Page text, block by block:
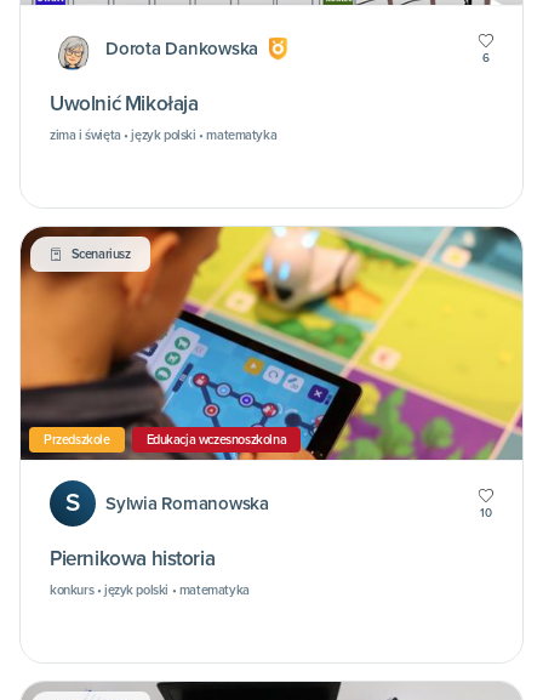
Dorota Dankowska 6
Uwolnić Mikołaja
zima i święta • język polski • matematyka
Scenariusz
Przedszkole Edukacja wczesnoszkolna
S Sylwia Romanowska 10
Piernikowa historia
konkurs • język polski • matematyka